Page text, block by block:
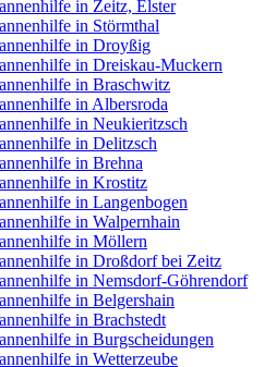
in Zeitz, Elster
in Störmthal
in Droyßig
in Dreiskau-Muckern
in Braschwitz
in Albersroda
in Neukieritzsch
in Delitzsch
in Brehna
in Krostitz
in Langenbogen
in Walpernhain
in Möllern
in Droßdorf bei Zeitz
in Nemsdorf-Göhrendorf
in Belgershain
in Brachstedt
in Burgscheidungen
in Wetterzeube